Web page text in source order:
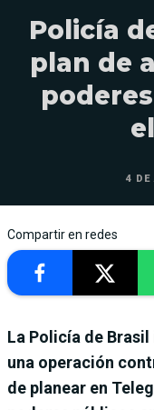
Policía
plan de
4 DE
Compartir en redes
La Policía de
una operación
de planear en